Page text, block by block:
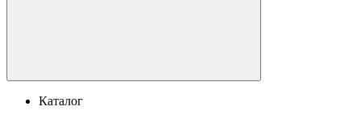
Каталог